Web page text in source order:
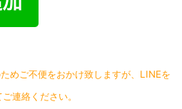
めご不便をおかけ致しますが、LINEを
連絡ください。